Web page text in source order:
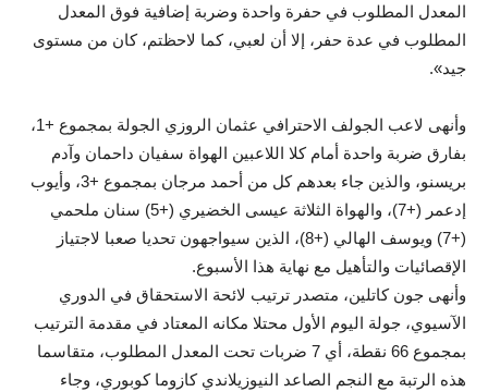
المعدل المطلوب في حفرة واحدة وضربة إضافية فوق المعدل
المطلوب في عدة حفر، إلا أن لعبي، كما لاحظتم، كان من مستوى
جيد».
وأنهى لاعب الجولف الاحترافي عثمان الروزي الجولة بمجموع +1،
بفارق ضربة واحدة أمام كلا اللاعبين الهواة سفيان داحمان وآدم
بريسنو، والذين جاء بعدهم كل من أحمد مرجان بمجموع +3، وأيوب
إدعمر (+7)، والهواة الثلاثة عيسى الخضيري (+5) سنان ملحمي
(+7) ويوسف الهالي (+8)، الذين سيواجهون تحديا صعبا لاجتياز
الإقصائيات والتأهيل مع نهاية هذا الأسبوع.
وأنهى جون كاتلين، متصدر ترتيب لائحة الاستحقاق في الدوري
الآسيوي، جولة اليوم الأول محتلا مكانه المعتاد في مقدمة الترتيب
بمجموع 66 نقطة، أي 7 ضربات تحت المعدل المطلوب، متقاسما
هذه الرتبة مع النجم الصاعد النيوزيلاندي كازوما كوبوري، وجاء